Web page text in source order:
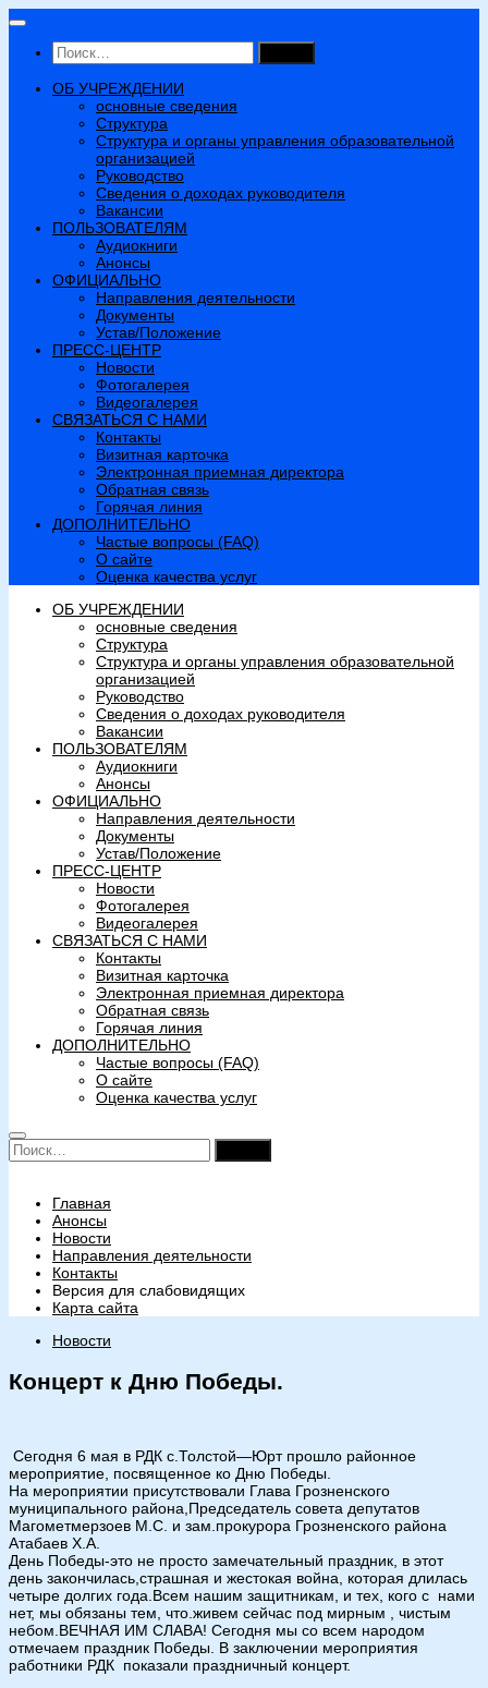
Перейти
содержимому
Найти:
ОБ УЧРЕЖДЕНИИ
основные сведения
Структура
Структура и органы управления образовательной
организацией
Руководство
Сведения о доходах руководителя
Вакансии
ПОЛЬЗОВАТЕЛЯМ
Аудиокниги
Анонсы
ОФИЦИАЛЬНО
Направления деятельности
Документы
Устав/Положение
ПРЕСС-ЦЕНТР
Новости
Фотогалерея
Видеогалерея
СВЯЗАТЬСЯ С НАМИ
Контакты
Визитная карточка
Электронная приемная директора
Обратная связь
Горячая линия
ДОПОЛНИТЕЛЬНО
Частые вопросы (FAQ)
О сайте
Оценка качества услуг
ОБ УЧРЕЖДЕНИИ
основные сведения
Структура
Структура и органы управления образовательной
организацией
Руководство
Сведения о доходах руководителя
Вакансии
ПОЛЬЗОВАТЕЛЯМ
Аудиокниги
Анонсы
ОФИЦИАЛЬНО
Направления деятельности
Документы
Устав/Положение
ПРЕСС-ЦЕНТР
Новости
Фотогалерея
Видеогалерея
СВЯЗАТЬСЯ С НАМИ
Контакты
Визитная карточка
Электронная приемная директора
Обратная связь
Горячая линия
ДОПОЛНИТЕЛЬНО
Частые вопросы (FAQ)
О сайте
Оценка качества услуг
Найти:
Главная
Анонсы
Новости
Направления деятельности
Контакты
Версия для слабовидящих
Карта сайта
Новости
Концерт к Дню Победы.
Сегодня 6 мая в РДК с.Толстой—Юрт прошло районное
мероприятие, посвященное ко Дню Победы.
На мероприятии присутствовали Глава Грозненского
муниципального района,Председатель совета депутатов
Магометмерзоев М.С. и зам.прокурора Грозненского района
Атабаев Х.А.
День Победы-это не просто замечательный праздник, в этот
день закончилась,страшная и жестокая война, которая длилась
четыре долгих года.Всем нашим защитникам, и тех, кого с нами
нет, мы обязаны тем, что.живем сейчас под мирным , чистым
небом.ВЕЧНАЯ ИМ СЛАВА! Сегодня мы со всем народом
отмечаем праздник Победы. В заключении мероприятия
работники РДК показали праздничный концерт.